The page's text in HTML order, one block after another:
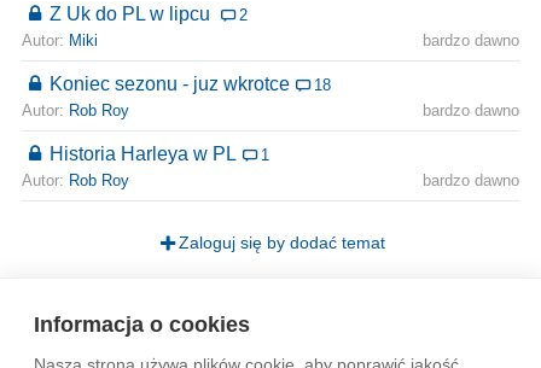
Informacja o cookies
Z Uk do PL w lipcu
2
Autor: Miki bardzo dawno
Koniec sezonu - juz wkrotce
18
Autor: Rob Roy bardzo dawno
Historia Harleya w PL
1
Autor: Rob Roy bardzo dawno
Zaloguj się by dodać temat